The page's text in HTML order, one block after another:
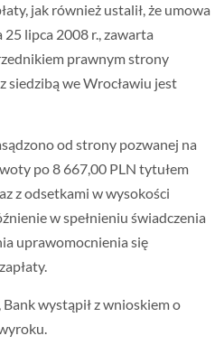
jak również ustalił, że umowa
lipca 2008 r., zawarta
prawnym strony
siedzibą we Wrocławiu jest
od strony pozwanej na
po 8 667,00 PLN tytułem
z odsetkami w wysokości
w spełnieniu świadczenia
uprawomocnienia się
wystąpił z wnioskiem o